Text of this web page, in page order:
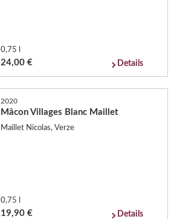
0,75 l
24,00 € Details
2020
Mâcon Villages Blanc Maillet
Maillet Nicolas, Verze
0,75 l
19,90 € Details